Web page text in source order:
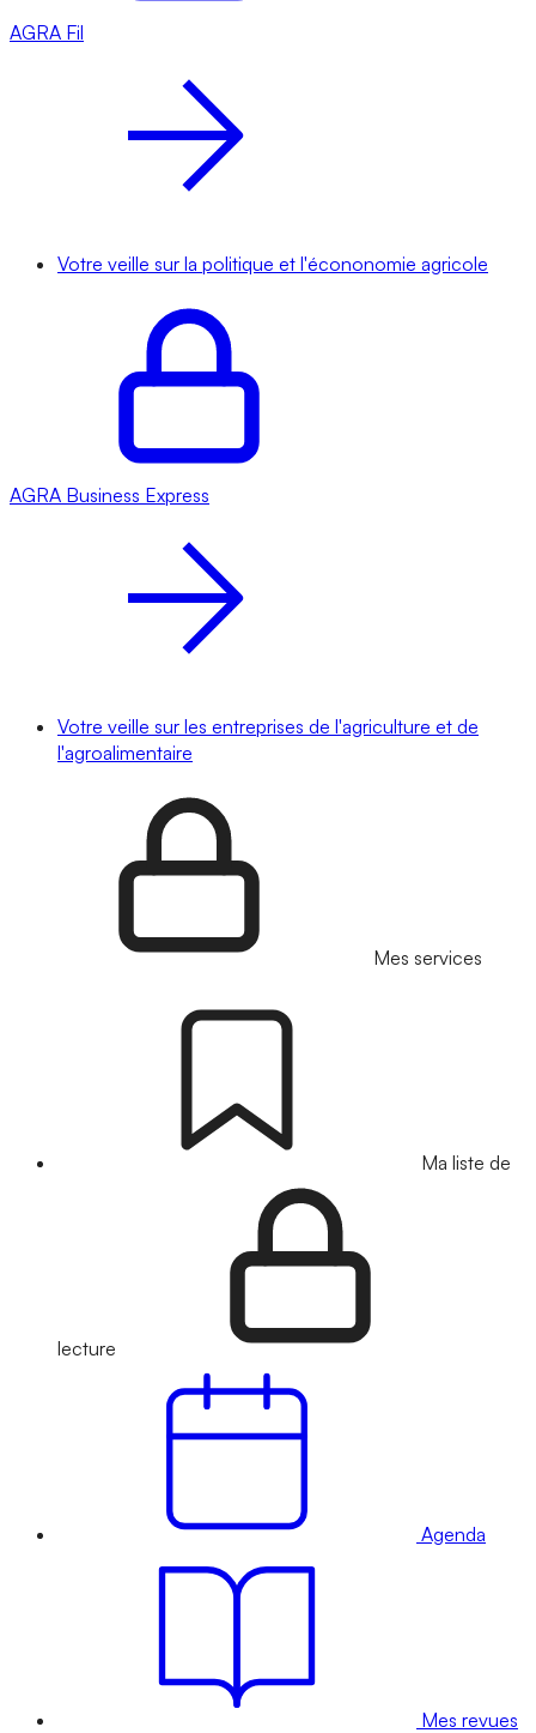
AGRA Fil
Votre veille sur la politique et l'écononomie agricole
AGRA Business Express
Votre veille sur les entreprises de l'agriculture et de
l'agroalimentaire
Mes services
Ma liste de
lecture
Agenda
Mes revues